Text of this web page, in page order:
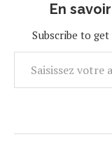
En
Subscribe to